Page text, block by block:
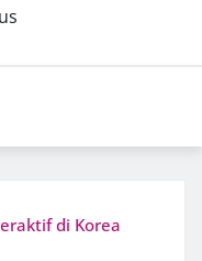
di Korea